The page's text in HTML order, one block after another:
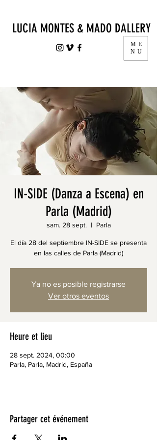
LUCIA MONTES & MADO DALLERY
ME
NU
IN-SIDE (Danza a Escena) en
Parla (Madrid)
sam. 28 sept.
  |
Parla
El día 28 del septiembre IN-SIDE se presenta
en las calles de Parla (Madrid)
Ya no es posible registrarse
Ver otros eventos
Heure et lieu
28 sept. 2024, 00:00
Parla, Parla, Madrid, España
Partager cet événement